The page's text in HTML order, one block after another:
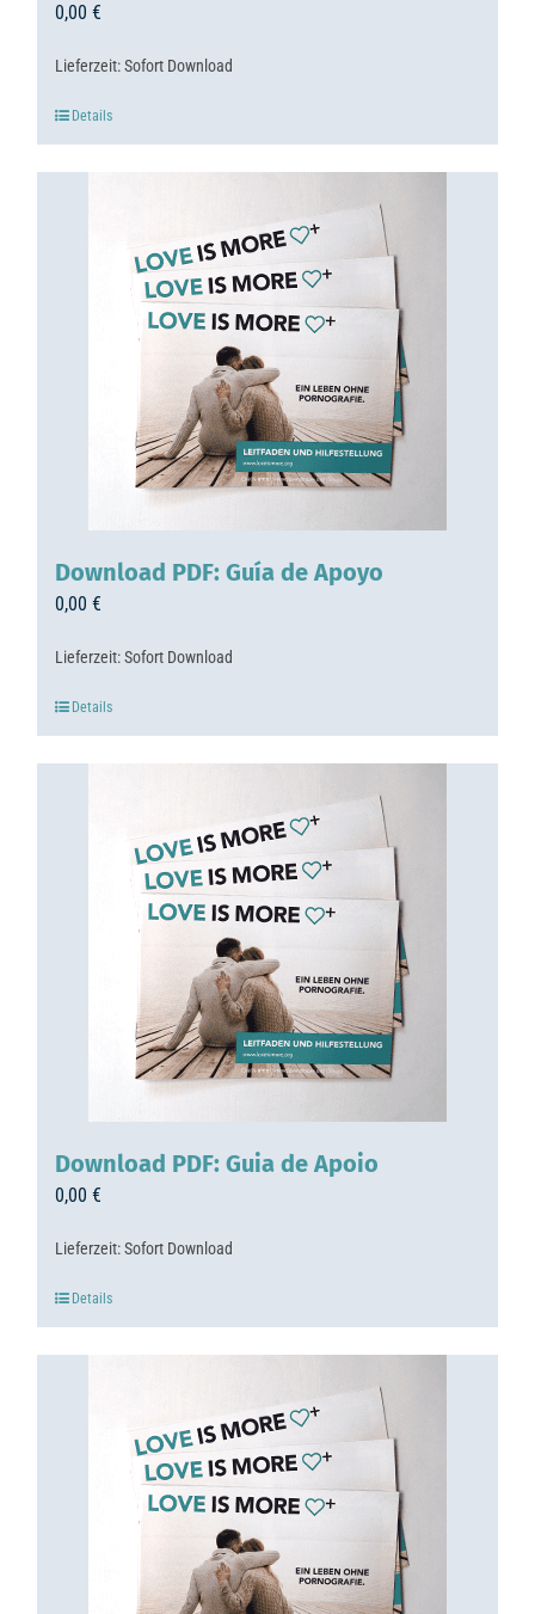
0,00 €
Lieferzeit:Sofort Download
Details
Download PDF: Guía de Apoyo
0,00 €
Lieferzeit:Sofort Download
Details
Download PDF: Guia de Apoio
0,00 €
Lieferzeit:Sofort Download
Details